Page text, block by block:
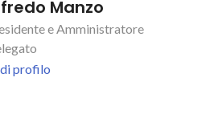
Manzo
e Amministratore
profilo